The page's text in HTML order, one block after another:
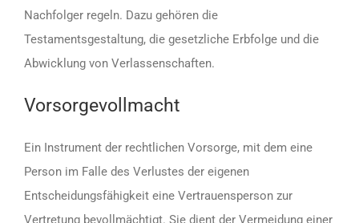
Nachfolger regeln. Dazu gehören die
Testamentsgestaltung, die gesetzliche Erbfolge und die
Abwicklung von Verlassenschaften.
Vorsorgevollmacht
Ein Instrument der rechtlichen Vorsorge, mit dem eine
Person im Falle des Verlustes der eigenen
Entscheidungsfähigkeit eine Vertrauensperson zur
Vertretung bevollmächtigt. Sie dient der Vermeidung einer